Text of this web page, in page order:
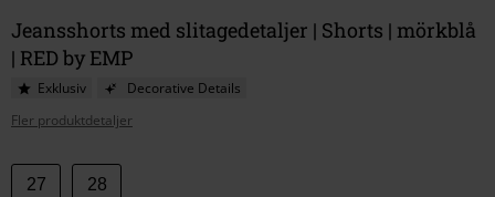
Jeansshorts med slitagedetaljer | Shorts | mörkblå
| RED by EMP
Exklusiv
Decorative Details
Fler produktdetaljer
Välj
27 28